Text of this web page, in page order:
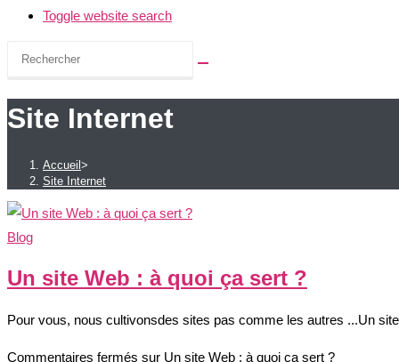
Toggle website search
Site Internet
Accueil >
Site Internet
Blog
Un site Web : à quoi ça sert ?
Pour vous, nous cultivonsdes sites pas comme les autres ...Un
Commentaires fermés sur Un site Web : à quoi ça sert ?